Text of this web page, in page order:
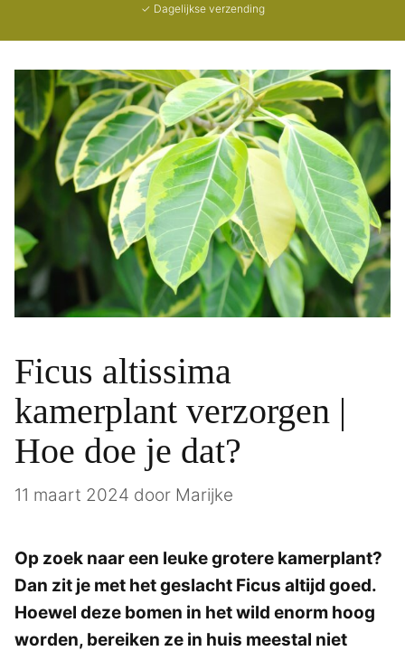
✓ Dagelijkse verzending
Ficus altissima
kamerplant verzorgen |
Hoe doe je dat?
11 maart 2024 door Marijke
Op zoek naar een leuke grotere kamerplant?
Dan zit je met het geslacht Ficus altijd goed.
Hoewel deze bomen in het wild enorm hoog
worden, bereiken ze in huis meestal niet